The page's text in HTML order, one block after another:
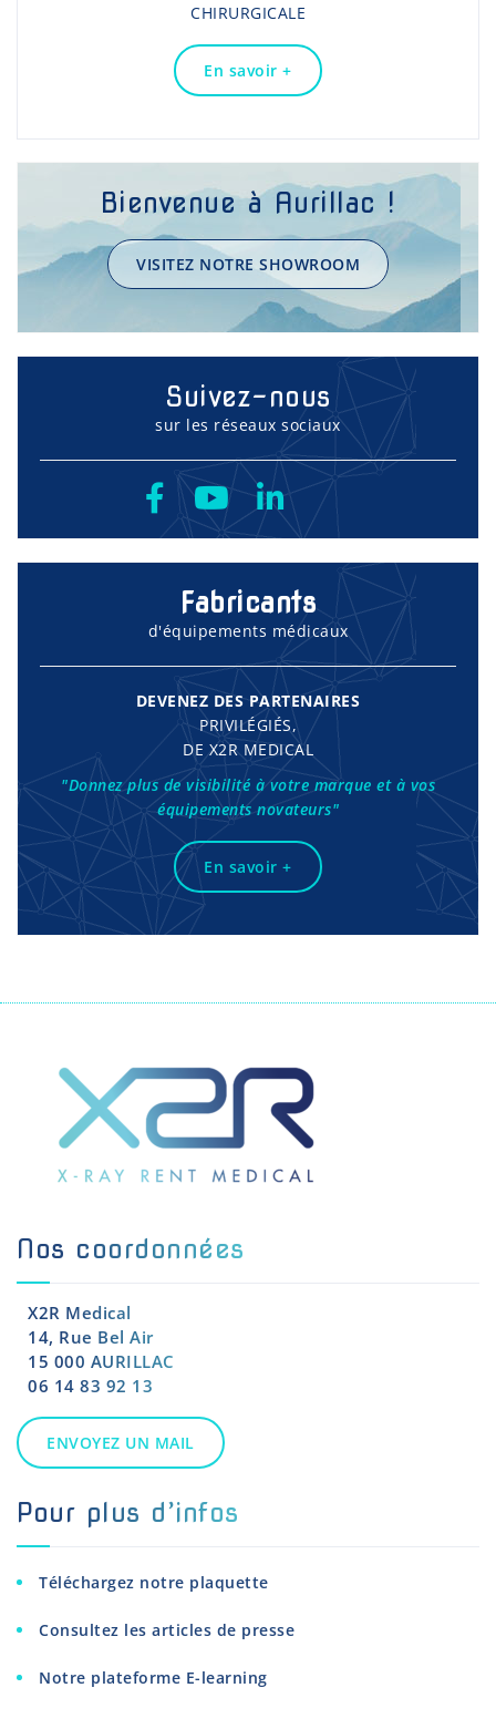
CHIRURGICALE
En savoir +
Bienvenue à Aurillac !
VISITEZ NOTRE SHOWROOM
Suivez-nous
sur les réseaux sociaux
Fabricants
d'équipements médicaux
DEVENEZ DES PARTENAIRES
PRIVILÉGIÉS,
DE X2R MEDICAL
"Donnez plus de visibilité à votre marque et à vos
équipements novateurs"
En savoir +
Nos coordonnées
X2R Medical
14, Rue Bel Air
15 000 AURILLAC
06 14 83 92 13
ENVOYEZ UN MAIL
Pour plus d’infos
Téléchargez notre plaquette
Consultez les articles de presse
Notre plateforme E-learning